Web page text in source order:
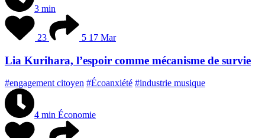
3 min
23 5 17 Mar
Lia Kurihara, l’espoir comme mécanisme de survie
#engagement citoyen #Écoanxiété #industrie musique
4 min Économie